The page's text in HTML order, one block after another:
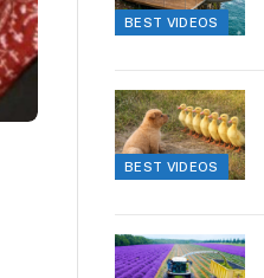
BEST VIDEOS
BEST VIDEOS